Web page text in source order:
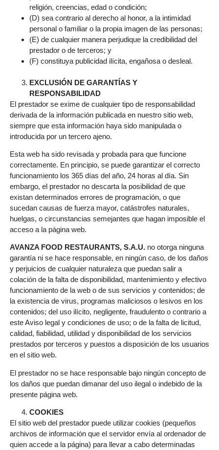
religión, creencias, edad o condición;
(D) sea contrario al derecho al honor, a la intimidad
personal o familiar o la propia imagen de las personas;
(E) de cualquier manera perjudique la credibilidad del
prestador o de terceros; y
(F) constituya publicidad ilícita, engañosa o desleal.
EXCLUSIÓN DE GARANTÍAS Y
RESPONSABILIDAD
El prestador se exime de cualquier tipo de responsabilidad
derivada de la información publicada en nuestro sitio web,
siempre que esta información haya sido manipulada o
introducida por un tercero ajeno.
Esta web ha sido revisada y probada para que funcione
correctamente. En principio, se puede garantizar el correcto
funcionamiento los 365 días del año, 24 horas al día. Sin
embargo, el prestador no descarta la posibilidad de que
existan determinados errores de programación, o que
sucedan causas de fuerza mayor, catástrofes naturales,
huelgas, o circunstancias semejantes que hagan imposible el
acceso a la página web.
AVANZA FOOD RESTAURANTS, S.A.U. no otorga ninguna
garantía ni se hace responsable, en ningún caso, de los daños
y perjuicios de cualquier naturaleza que puedan salir a
colación de la falta de disponibilidad, mantenimiento y efectivo
funcionamiento de la web o de sus servicios y contenidos; de
la existencia de virus, programas maliciosos o lesivos en los
contenidos; del uso ilícito, negligente, fraudulento o contrario a
este Aviso legal y condiciones de uso; o de la falta de licitud,
calidad, fiabilidad, utilidad y disponibilidad de los servicios
prestados por terceros y puestos a disposición de los usuarios
en el sitio web.
El prestador no se hace responsable bajo ningún concepto de
los daños que puedan dimanar del uso ilegal o indebido de la
presente página web.
COOKIES
El sitio web del prestador puede utilizar cookies (pequeños
archivos de información que el servidor envía al ordenador de
quien accede a la página) para llevar a cabo determinadas